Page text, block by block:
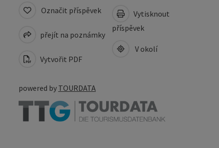
Označit příspěvek
přejít na poznámky
Vytvořit PDF
Vytisknout
příspěvek
V okolí
powered by TOURDATA